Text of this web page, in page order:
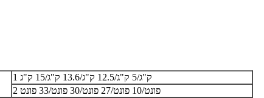
1 ק"ג/5 ק"ג/12.5 ק"ג/13.6 ק"ג/15 ק"ג
2 פונט/10 פונט/27 פונט/30 פונט/33 פונט